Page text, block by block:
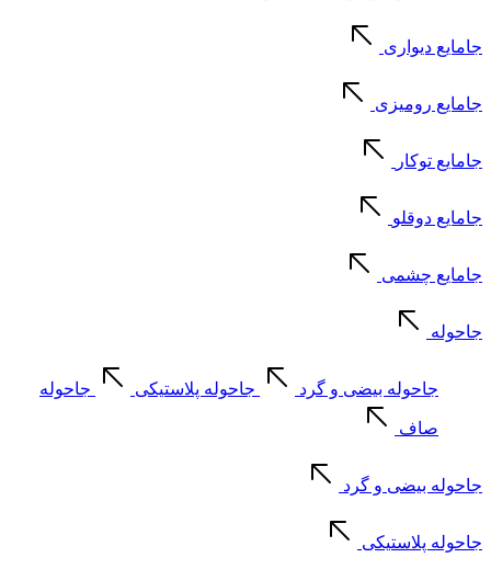
جامایع دیواری
جامایع رومیزی
جامایع توکار
جامایع دوقلو
جامایع چشمی
جاحوله
جاحوله بیضی و گرد جاحوله پلاستیکی جاحوله
صاف
جاحوله بیضی و گرد
جاحوله پلاستیکی